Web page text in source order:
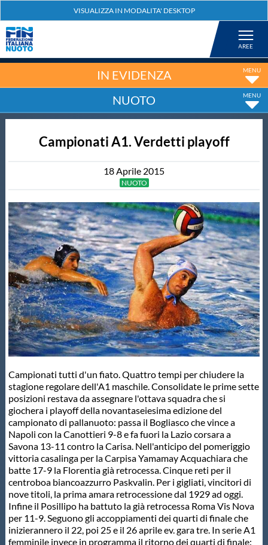
Nuoto
Tuffi
Fondo
Salvamento
Master
Formazione
Scuole Nuoto
Propaganda
Centri Federali
Area Legislativa
IN EVIDENZA
NUOTO
Campionati A1. Verdetti playoff
18Aprile 2015
NUOTO
Campionati tutti d'un fiato. Quattro tempi per chiudere la
stagione regolare dell'A1 maschile. Consolidate le prime sette
posizioni restava da assegnare l'ottava squadra che si
giochera i playoff della novantaseiesima edizione del
campionato di pallanuoto: passa il Bogliasco che vince a
Napoli con la Canottieri 9-8 e fa fuori la Lazio corsara a
Savona 13-11 contro la Carisa. Nell'anticipo del pomeriggio
vittoria casalinga per la Carpisa Yamamay Acquachiara che
batte 17-9 la Florentia già retrocessa. Cinque reti per il
centroboa biancoazzurro Paskvalin. Per i gigliati, vincitori di
nove titoli, la prima amara retrocessione dal 1929 ad oggi.
Infine il Posillipo ha battuto la già retrocessa Roma Vis Nova
per 11-9. Seguono gli accoppiamenti dei quarti di finale che
inizierannero il 22, poi 25 e il 26 aprile ev. gara tre. In serie A1
femminile invece in programma il ritorno dei quarti di finale: